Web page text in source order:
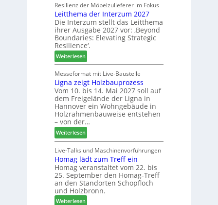
t
i
m
e
n
t
u
n
g
e
n
f
ü
r
P
l
a
n
t
a
g
m
e
l
l
o
-
F
r
ä
s
e
r
u
n
d
-
e
r
b
i
n
d
Resilienz der Möbelzulieferer im Fokus
Leitthema der Interzum 2027
Die Interzum stellt das Leitthema
ihrer Ausgabe 2027 vor: ‚Beyond
Boundaries: Elevating Strategic
Resilience‘.
Weiterlesen:
L
e
i
t
t
h
e
m
a
d
e
r
I
n
t
e
Messeformat mit Live-Baustelle
Ligna zeigt Holzbauprozess
Vom 10. bis 14. Mai 2027 soll auf
dem Freigelände der Ligna in
Hannover ein Wohngebäude in
Holzrahmenbauweise entstehen
– von der…
Weiterlesen:
L
i
g
n
a
z
e
i
Live-Talks und Maschinenvorführungen
Homag lädt zum Treff ein
Homag veranstaltet vom 22. bis
25. September den Homag-Treff
an den Standorten Schopfloch
und Holzbronn.
Weiterlesen: